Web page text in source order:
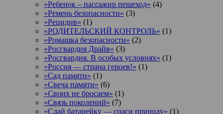
«Ребенок – пассажир пешеход» (4)
«Ремень безопасности» (3)
«Рецидив» (1)
«РОДИТЕЛЬСКИЙ КОНТРОЛЬ» (1)
«Ромашка безопасности» (2)
«Росгвардия Драйв» (3)
«Росгвардия. В особых условиях» (1)
«Россия — страна героев!» (1)
«Сад памяти» (1)
«Свеча памяти» (6)
«Своих не бросаем» (1)
«Связь поколений» (7)
«Сдай батарейку — спаси природу» (1)